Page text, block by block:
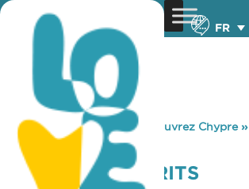
FR
You are here: Home »Découvrez Chypre»
NOTES AND SPIRITS
NOTES AND SPIRITS